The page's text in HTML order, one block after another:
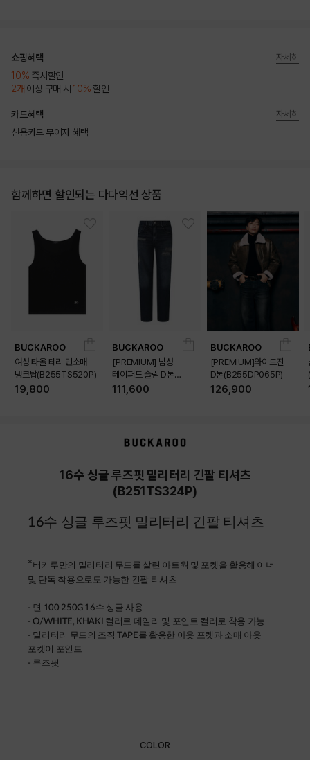
쇼핑혜택
10% 즉시할인
2개 이상 구매 시10% 할인
자세히
카드혜택
신용카드 무이자 혜택
자세히
함께하면 할인되는 다다익선 상품
BUCKAROO
여성 타올 테리 민소매
탱크탑(B255TS520P)
19,800
BUCKAROO
[PREMIUM] 남성
테이퍼드 슬림 D톤
(B255DP160P)
111,600
BUCKAROO
[PREMIUM]와이드진
D톤(B255DP065P)
126,900
16수 싱글 루즈핏 밀리터리 긴팔 티셔츠
(B251TS324P)
16수 싱글 루즈핏 밀리터리 긴팔 티셔츠
*버커루만의 밀리터리 무드를 살린 아트웍 및 포켓을 활용해 이너
및 단독 착용으로도 가능한 긴팔 티셔츠
- 면 100 250G 16수 싱글 사용
- O/WHITE, KHAKI 컬러로 데일리 및 포인트 컬러로 착용 가능
- 밀리터리 무드의 조직 TAPE를 활용한 아웃 포켓과 소매 아웃
포켓이 포인트
- 루즈핏
COLOR